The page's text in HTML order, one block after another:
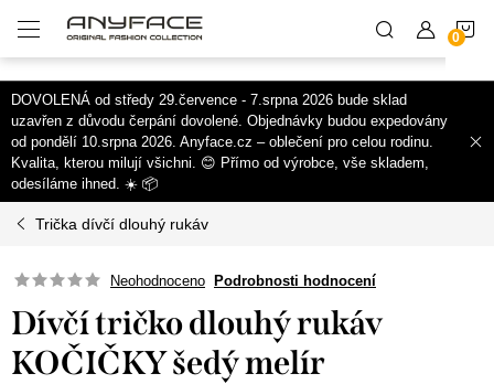
Přejít
na
obsah
DOVOLENÁ od středy 29.července - 7.srpna 2026 bude sklad
uzavřen z důvodu čerpání dovolené. Objednávky budou expedovány
od pondělí 10.srpna 2026. Anyface.cz – oblečení pro celou rodinu.
Kvalita, kterou milují všichni. 😊 Přímo od výrobce, vše skladem,
odesíláme ihned. ☀️ 📦
Trička dívčí dlouhý rukáv
Neohodnoceno Podrobnosti hodnocení
Dívčí tričko dlouhý rukáv
KOČIČKY šedý melír